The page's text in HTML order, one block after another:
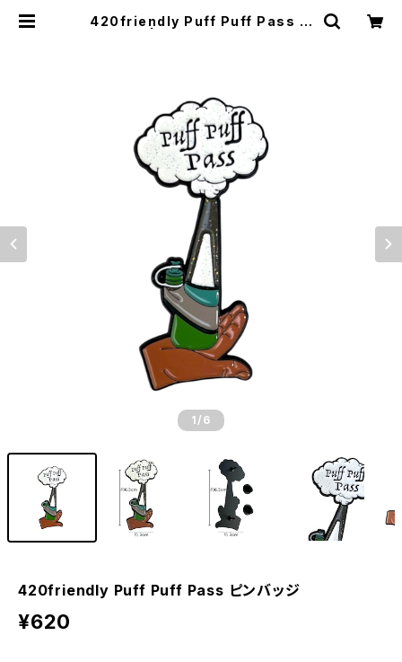
420friendly Puff Puff Pass ピ
1 /6
420friendly Puff Puff Pass ピンバッジ
¥620